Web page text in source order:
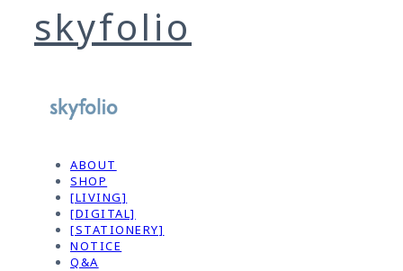
skyfolio
ABOUT
SHOP
[LIVING]
[DIGITAL]
[STATIONERY]
NOTICE
Q&A